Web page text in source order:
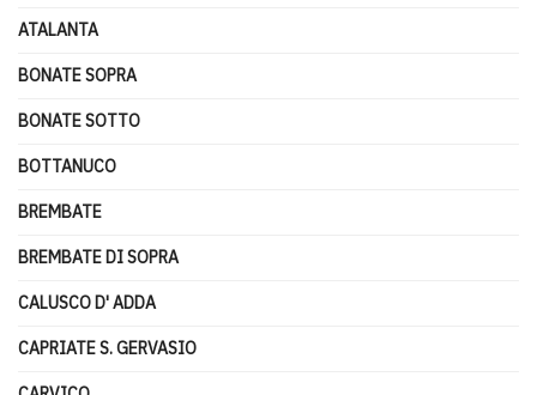
ATALANTA
BONATE SOPRA
BONATE SOTTO
BOTTANUCO
BREMBATE
BREMBATE DI SOPRA
CALUSCO D' ADDA
CAPRIATE S. GERVASIO